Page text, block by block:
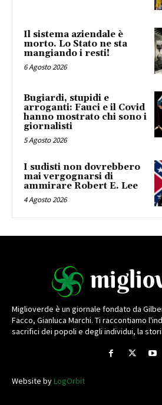
Il sistema aziendale è
morto. Lo Stato ne sta
mangiando i resti!
6 Agosto 2026
Bugiardi, stupidi e
arroganti: Fauci e il Covid
hanno mostrato chi sono i
giornalisti
5 Agosto 2026
I sudisti non dovrebbero
mai vergognarsi di
ammirare Robert E. Lee
4 Agosto 2026
Miglioverde è un giornale fondato da
Facco, Gianluca Marchi. Ti raccontiamo
sacrifici dei popoli e degli individui, la
Website byLogOrbit